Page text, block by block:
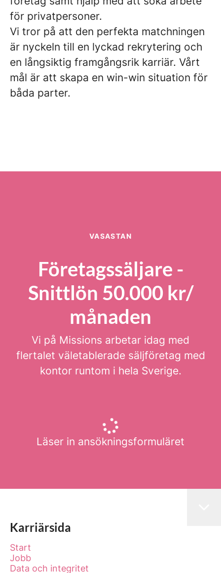
för privatpersoner.
Vi tror på att den perfekta matchningen
är nyckeln till en lyckad rekrytering och
en långsiktig framgångsrik karriär. Vårt
mål är att skapa en win-win situation för
båda parter.
VASASTAN
Företagssäljare -
Snittlön 50.000 kr/
månaden
Vi på Missions arbetar idag med
flertalet väletablerade säljföretag med
kontor runtom i hela Sverige.
Läser in ansökningsformuläret
Karriärsida
Start
Jobb
Data och integritet